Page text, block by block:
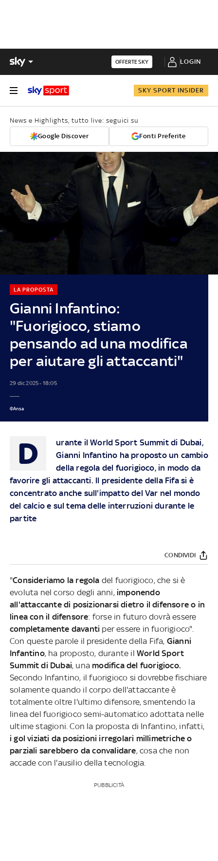
OFFERTE SKY LOGIN
SKY SPORT INSIDER
News e Highlights, tutto live: seguici su
Google Discover Fonti Preferite
Gianni Infantino:
"Fuorigioco, stiamo
pensando ad una modifica
per aiutare gli attaccanti"
LA PROPOSTA
29 dic 2025 - 18:05
©Ansa
D
urante il World Sport Summit di Dubai,
Gianni Infantino ha proposto un cambio
della regola del fuorigioco, in modo da
favorire gli attaccanti. ll presidente della Fifa si è
concentrato anche sull'impatto del Var nel mondo
del calcio e sul tema delle interruzioni durante le
partite
CONDIVIDI
"Consideriamo la regola del fuorigioco, che si è
evoluta nel corso degli anni, imponendo
all'attaccante di posizionarsi dietro il difensore o in
linea con il difensore: forse in futuro dovrà essere
completamente davanti per essere in fuorigioco".
Con queste parole il presidente della Fifa, Gianni
Infantino, ha proposto, durante ilWorld Sport
Summit di Dubai, una modifica del fuorigioco.
Secondo Infantino, il fuorigioco si dovrebbe fischiare
solamente quando il corpo dell'attaccante è
totalmente oltre l'ultimo difensore, smentendo la
linea del fuorigioco semi-automatico adottata nelle
ultime stagioni. Con la proposta di Infantino, infatti,
i gol viziati da posizioni irregolari millimetriche o
parziali sarebbero da convalidare, cosa che non
accade con l'ausilio della tecnologia.
PUBBLICITÀ